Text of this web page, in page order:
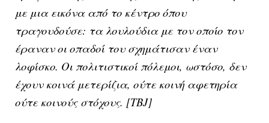
με μια εικόνα από το κέντρο όπου
τραγουδούσε: τα λουλούδια με τον οποίο τον
έραναν οι οπαδοί του σχημάτισαν έναν
λοφίσκο. Οι πολιτιστικοί πόλεμοι, ωστόσο, δεν
έχουν κοινά μετερίζια, ούτε κοινή αφετηρία
ούτε κοινούς στόχους. [ΤΒJ]